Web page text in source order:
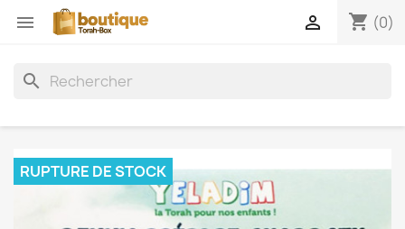
 shopping_cart (0)

search
RUPTURE DE STOCK